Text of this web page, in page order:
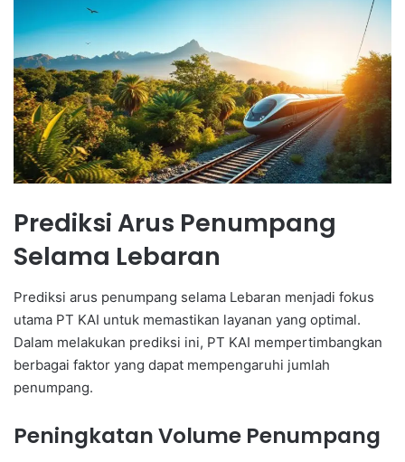
Prediksi Arus Penumpang
Selama Lebaran
Prediksi arus penumpang selama Lebaran menjadi fokus
utama PT KAI untuk memastikan layanan yang optimal.
Dalam melakukan prediksi ini, PT KAI mempertimbangkan
berbagai faktor yang dapat mempengaruhi jumlah
penumpang.
Peningkatan Volume Penumpang